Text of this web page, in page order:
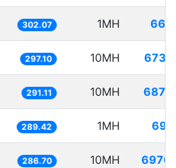
302.07 1MH
297.10 10MH
291.11 10MH
289.42 1MH
286.70 10MH